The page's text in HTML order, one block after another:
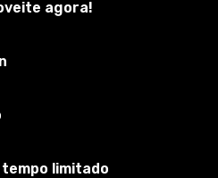
do mod: Versão do jogo:
agora!
limitado